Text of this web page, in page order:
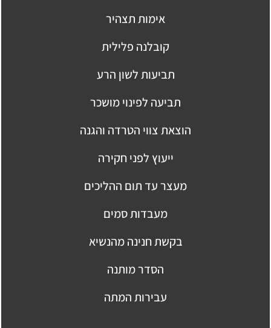
אימות תצהיר
קובלנה פלילית
תביעות לשון הרע
תביעה לפינוי מושכר
הוצאת צווי הטרדה והגנה
ייעוץ לפני חקירה
מעצר עד תום ההליכים
מעבדות סמים
בקשת חנינה מהנשיא
הסדר מותנה
עבירות המתה